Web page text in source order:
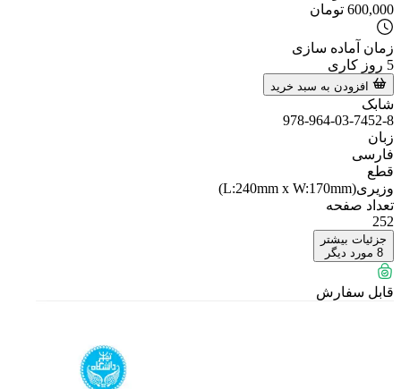
600,000 تومان
زمان آماده سازی
5 روز کاری
افزودن به سبد خرید
شابک
978-964-03-7452-8
زبان
فارسی
قطع
وزیری(L:240mm x W:170mm)
تعداد صفحه
252
جزئیات بیشتر
8 مورد دیگر
قابل سفارش